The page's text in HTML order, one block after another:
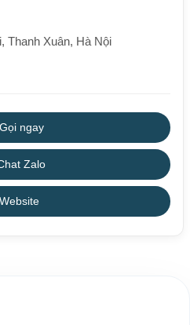
Thanh Xuân, Hà Nội
ngay
Zalo
Website